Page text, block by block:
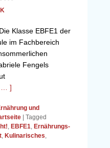
Klasse EBFE1 der
im Fachbereich
Fengels
… ]
und
Tagged
, EBFE1, Ernährungs-
, Kulinarisches,